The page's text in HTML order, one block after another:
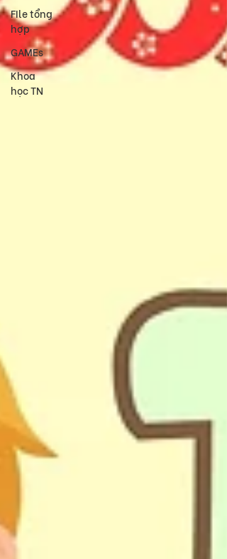
FIle tổng
hợp
GAMEs
Khoa
học TN